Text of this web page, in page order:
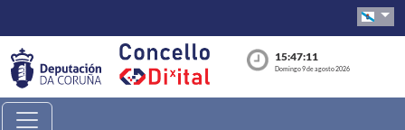
15:47:12
Domingo 9 de agosto 2026